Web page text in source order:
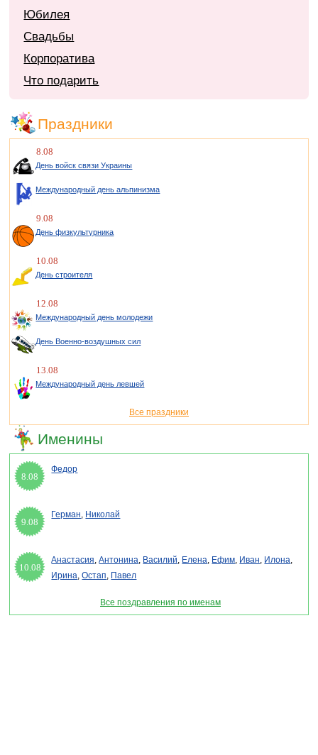
Юбилея
Свадьбы
Корпоратива
Что подарить
Праздники
8.08
День войск связи Украины
Международный день альпинизма
9.08
День физкультурника
10.08
День строителя
12.08
Международный день молодежи
День Военно-воздушных сил
13.08
Международный день левшей
Все праздники
Именины
8.08
Федор
9.08
Герман, Николай
10.08
Анастасия,Антонина, Василий, Елена, Ефим, Иван, Илона,
Ирина,Остап, Павел
Все поздравления по именам